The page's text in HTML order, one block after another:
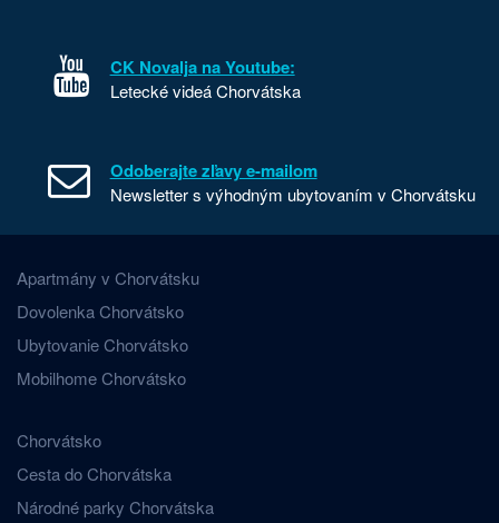
CK Novalja na Youtube:
Letecké videá Chorvátska
Odoberajte zľavy e-mailom
Newsletter s výhodným ubytovaním v Chorvátsku
Apartmány v Chorvátsku
Dovolenka Chorvátsko
Ubytovanie Chorvátsko
Mobilhome Chorvátsko
Chorvátsko
Cesta do Chorvátska
Národné parky Chorvátska